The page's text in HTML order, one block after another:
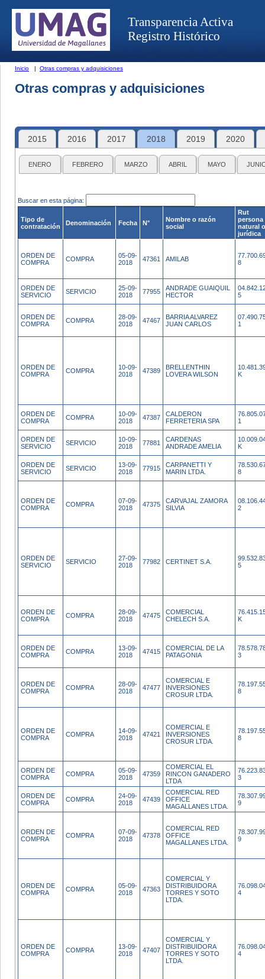
Transparencia Activa
Registro Histórico
Inicio | Otras compras y adquisiciones
Otras compras y adquisiciones
2015 2016 2017 2018 2019 2020
ENERO FEBRERO MARZO ABRIL MAYO
Buscar en esta página:
Tipo de
contratación
Denominación Fecha N°
Nombre o razón
social
Rut
persona
natural o
jurídica
ORDEN DE
COMPRA
COMPRA
05-09-
2018
47361 AMILAB
8
ORDEN DE
SERVICIO
SERVICIO
25-09-
2018
77955
ANDRADE GUAIQUIL
HECTOR
5
ORDEN DE
COMPRA
COMPRA
28-09-
2018
47467
BARRIA ALVAREZ
JUAN CARLOS
1
ORDEN DE
COMPRA
COMPRA
10-09-
2018
47389
BRELLENTHIN
LOVERA WILSON
K
ORDEN DE
COMPRA
COMPRA
10-09-
2018
47387
CALDERON
FERRETERIA SPA
1
ORDEN DE
SERVICIO
SERVICIO
10-09-
2018
77881
CARDENAS
ANDRADE AMELIA
K
ORDEN DE
SERVICIO
SERVICIO
13-09-
2018
77915
CARPANETTI Y
MARIN LTDA.
8
ORDEN DE
COMPRA
COMPRA
07-09-
2018
47375
CARVAJAL ZAMORA
SILVIA
2
ORDEN DE
SERVICIO
SERVICIO
27-09-
2018
77982 CERTINET S.A.
5
ORDEN DE
COMPRA
COMPRA
28-09-
2018
47475
COMERCIAL
CHELECH S.A.
K
ORDEN DE
COMPRA
COMPRA
13-09-
2018
47415
COMERCIAL DE LA
PATAGONIA
3
ORDEN DE
COMPRA
COMPRA
28-09-
2018
47477
COMERCIAL E
INVERSIONES
CROSUR LTDA.
8
ORDEN DE
COMPRA
COMPRA
14-09-
2018
47421
COMERCIAL E
INVERSIONES
CROSUR LTDA.
8
ORDEN DE
COMPRA
COMPRA
05-09-
2018
47359
COMERCIAL EL
RINCON GANADERO
LTDA
3
ORDEN DE
COMPRA
COMPRA
24-09-
2018
47439
COMERCIAL RED
OFFICE
MAGALLANES LTDA.
9
ORDEN DE
COMPRA
COMPRA
07-09-
2018
47378
COMERCIAL RED
OFFICE
MAGALLANES LTDA.
9
ORDEN DE
COMPRA
COMPRA
05-09-
2018
47363
COMERCIAL Y
DISTRIBUIDORA
TORRES Y SOTO
LTDA.
4
ORDEN DE
COMPRA
COMPRA
13-09-
2018
47407
COMERCIAL Y
DISTRIBUIDORA
TORRES Y SOTO
LTDA.
4